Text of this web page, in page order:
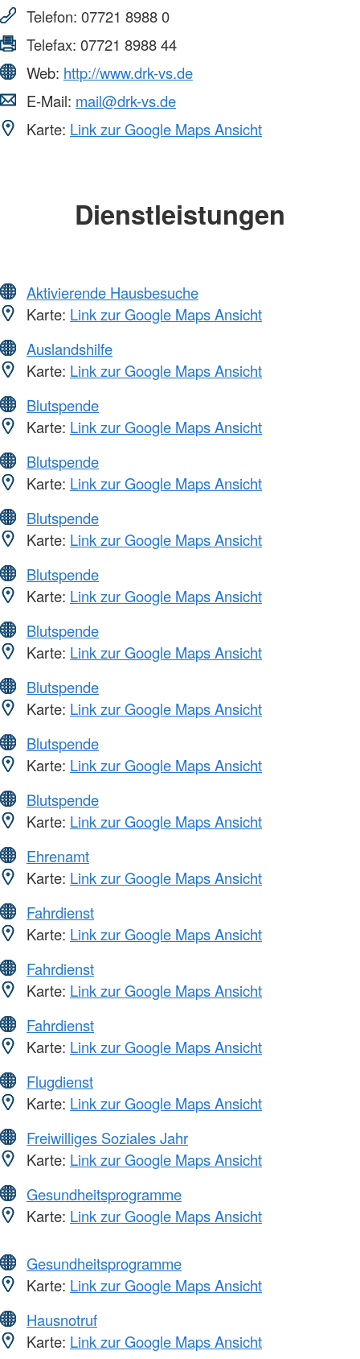
Telefon: 07721 8988 0
Telefax: 07721 8988 44
Web: http://www.drk-vs.de
E-Mail: mail@drk-vs.de
Karte: Link zur Google Maps Ansicht
Dienstleistungen
Aktivierende Hausbesuche
Karte: Link zur Google Maps Ansicht
Auslandshilfe
Karte: Link zur Google Maps Ansicht
Blutspende
Karte: Link zur Google Maps Ansicht
Blutspende
Karte: Link zur Google Maps Ansicht
Blutspende
Karte: Link zur Google Maps Ansicht
Blutspende
Karte: Link zur Google Maps Ansicht
Blutspende
Karte: Link zur Google Maps Ansicht
Blutspende
Karte: Link zur Google Maps Ansicht
Blutspende
Karte: Link zur Google Maps Ansicht
Blutspende
Karte: Link zur Google Maps Ansicht
Ehrenamt
Karte: Link zur Google Maps Ansicht
Fahrdienst
Karte: Link zur Google Maps Ansicht
Fahrdienst
Karte: Link zur Google Maps Ansicht
Fahrdienst
Karte: Link zur Google Maps Ansicht
Flugdienst
Karte: Link zur Google Maps Ansicht
Freiwilliges Soziales Jahr
Karte: Link zur Google Maps Ansicht
Gesundheitsprogramme
Karte: Link zur Google Maps Ansicht
Gesundheitsprogramme
Karte: Link zur Google Maps Ansicht
Hausnotruf
Karte: Link zur Google Maps Ansicht